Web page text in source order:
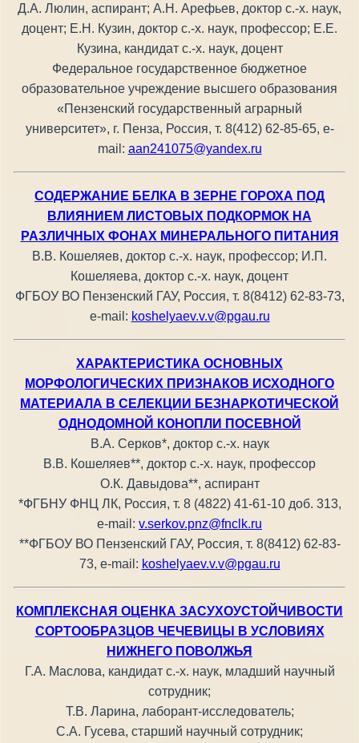
Д.А. Люлин, аспирант; А.Н. Арефьев, доктор с.-х. наук,
доцент; Е.Н. Кузин, доктор с.-х. наук, профессор; Е.Е.
Кузина, кандидат с.-х. наук, доцент
Федеральное государственное бюджетное
образовательное учреждение высшего образования
«Пензенский государственный аграрный
университет», г. Пенза, Россия, т. 8(412) 62-85-65, е-
mail: aan241075@yandex.ru
СОДЕРЖАНИЕ БЕЛКА В ЗЕРНЕ ГОРОХА ПОД
ВЛИЯНИЕМ ЛИСТОВЫХ ПОДКОРМОК НА
РАЗЛИЧНЫХ ФОНАХ МИНЕРАЛЬНОГО ПИТАНИЯ
В.В. Кошеляев, доктор с.-х. наук, профессор; И.П.
Кошеляева, доктор с.-х. наук, доцент
ФГБОУ ВО Пензенский ГАУ, Россия, т. 8(8412) 62-83-73,
e-mail: koshelyaev.v.v@pgau.ru
ХАРАКТЕРИСТИКА ОСНОВНЫХ
МОРФОЛОГИЧЕСКИХ ПРИЗНАКОВ ИСХОДНОГО
МАТЕРИАЛА В СЕЛЕКЦИИ БЕЗНАРКОТИЧЕСКОЙ
ОДНОДОМНОЙ КОНОПЛИ ПОСЕВНОЙ
В.А. Серков*, доктор с.-х. наук
В.В. Кошеляев**, доктор с.-х. наук, профессор
О.К. Давыдова**, аспирант
*ФГБНУ ФНЦ ЛК, Россия, т. 8 (4822) 41-61-10 доб. 313,
е-mail: v.serkov.pnz@fnclk.ru
**ФГБОУ ВО Пензенский ГАУ, Россия, т. 8(8412) 62-83-
73, e-mail: koshelyaev.v.v@pgau.ru
КОМПЛЕКСНАЯ ОЦЕНКА ЗАСУХОУСТОЙЧИВОСТИ
СОРТООБРАЗЦОВ ЧЕЧЕВИЦЫ В УСЛОВИЯХ
НИЖНЕГО ПОВОЛЖЬЯ
Г.А. Маслова, кандидат с.-х. наук, младший научный
сотрудник;
Т.В. Ларина, лаборант-исследователь;
С.А. Гусева, старший научный сотрудник;